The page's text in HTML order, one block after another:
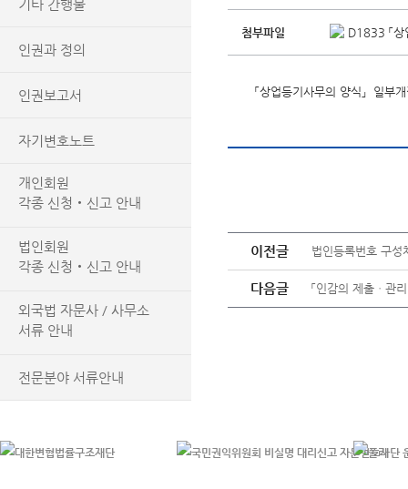
기타 간행물
인권과 정의
인권보고서
자기변호노트
개인회원
각종 신청‧신고 안내
법인회원
각종 신청‧신고 안내
외국법 자문사 / 사무소
서류 안내
전문분야 서류안내
첨부파일 D1833 「
「상업등기사무의 양식」 일부
이전글 법인등록번호 구성
다음글 「인감의 제출ㆍ관